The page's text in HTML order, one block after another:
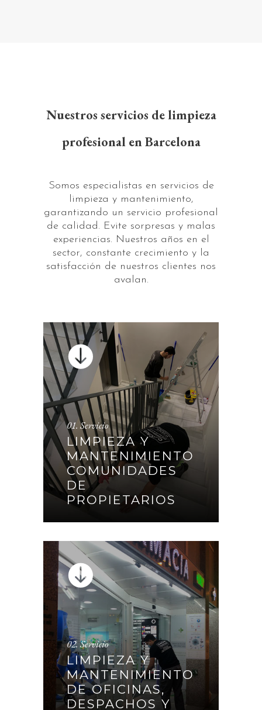
Nuestros servicios de limpieza
profesional en Barcelona
Somos especialistas en servicios de
limpieza y mantenimiento,
garantizando un servicio profesional
de calidad. Evite sorpresas y malas
experiencias. Nuestros años en el
sector, constante crecimiento y la
satisfacción de nuestros clientes nos
avalan.
01. Servicio
LIMPIEZA Y
MANTENIMIENTO
COMUNIDADES
DE
PROPIETARIOS
LIMPIEZA Y
MANTENIMIENTO
COMUNIDADES DE
PROPIETARIOS
CONTINUAR
02. Servicio
LIMPIEZA Y
MANTENIMIENTO
DE OFICINAS,
DESPACHOS Y
LIMPIEZA Y
MANTENIMIENTO DE
OFICINAS, DESPACHOS Y
TIENDAS